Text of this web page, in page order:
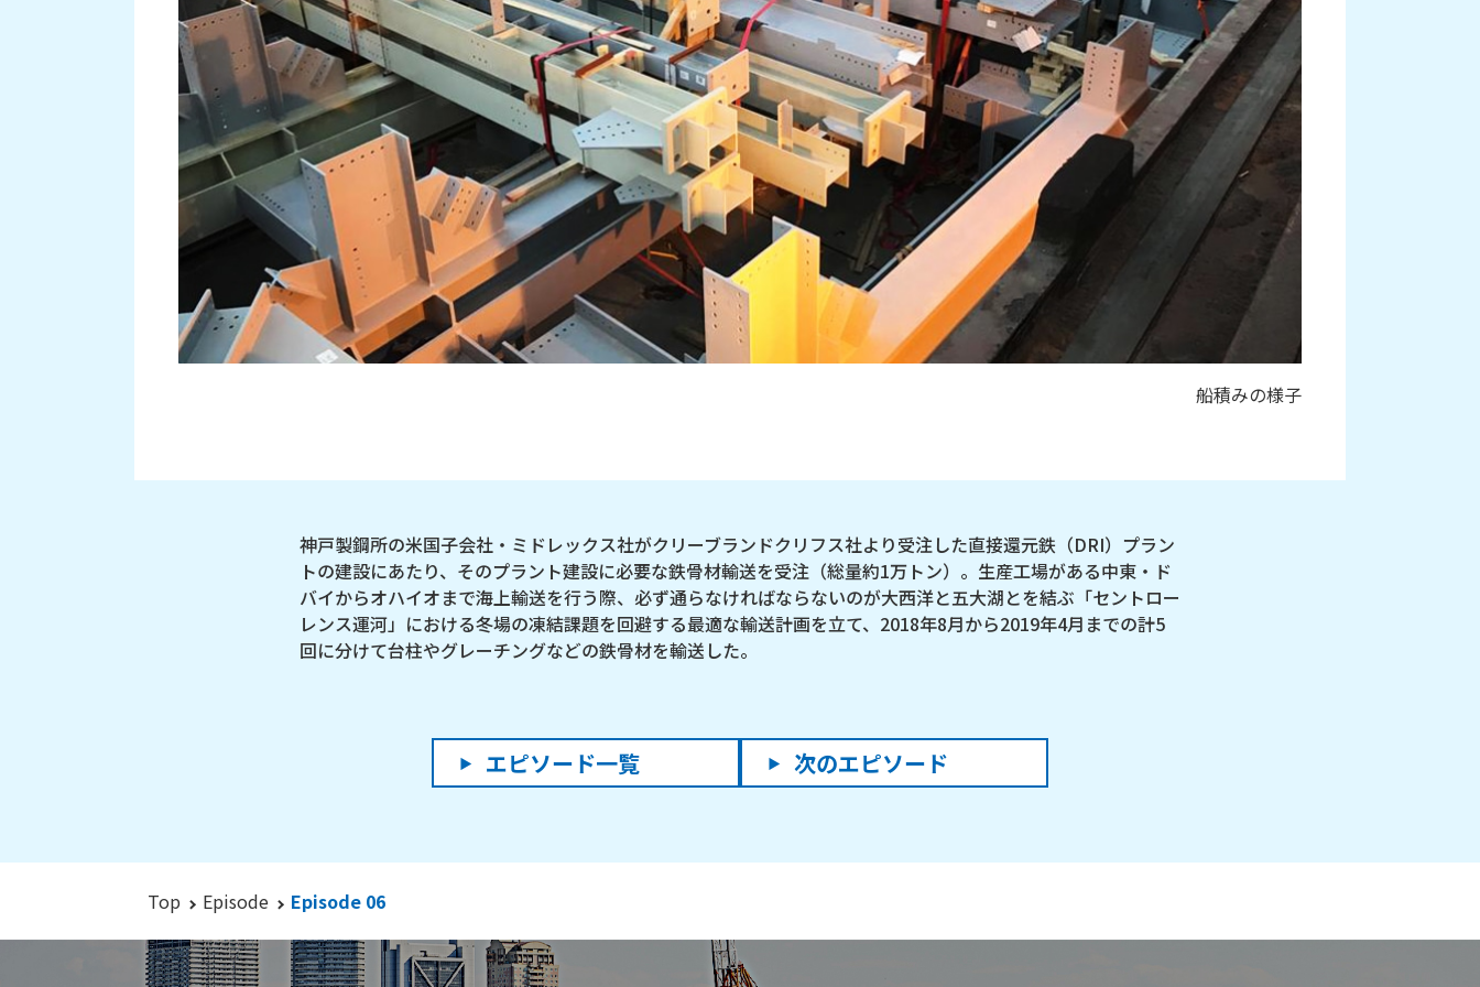
船積みの様子
神戸製鋼所の米国子会社・ミドレックス社がクリーブランドクリフス社より受注した直接還元鉄（DRI）プラン
トの建設にあたり、そのプラント建設に必要な鉄骨材輸送を受注（総量約1万トン）。生産工場がある中東・ド
バイからオハイオまで海上輸送を行う際、必ず通らなければならないのが大西洋と五大湖とを結ぶ「セントロー
レンス運河」における冬場の凍結課題を回避する最適な輸送計画を立て、2018年8月から2019年4月までの計5
回に分けて台柱やグレーチングなどの鉄骨材を輸送した。
エピソード一覧 次のエピソード
Top Episode Episode 06